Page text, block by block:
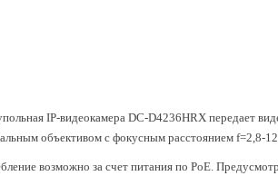
IP-видеокамера DC-D4236НRX передает
объективом с фокусным расстоянием f=2,8-
возможно за счет питания по PoE.